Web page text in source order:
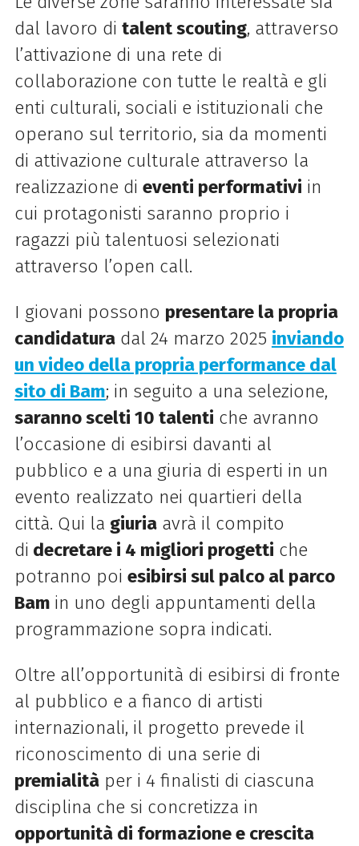
dal lavoro di talent scouting, attraverso
l’attivazione di una rete di
collaborazione con tutte le realtà e gli
enti culturali, sociali e istituzionali che
operano sul territorio, sia da momenti
di attivazione culturale attraverso la
realizzazione di eventi performativi in
cui protagonisti saranno proprio i
ragazzi più talentuosi selezionati
attraverso l’open call.
I giovani possono presentare la propria
candidaturadal 24 marzo 2025 inviando
un video della propria performance dal
sito di Bam; in seguito a una selezione,
saranno scelti 10 talenti che avranno
l’occasione di esibirsi davanti al
pubblico e a una giuria di esperti in un
evento realizzato nei quartieri della
città. Qui la giuriaavrà il compito
di decretare i 4 migliori progetti che
potranno poi esibirsi sul palco al parco
Bam in uno degli appuntamenti della
programmazione sopra indicati.
Oltre all’opportunità di esibirsi di fronte
al pubblico e a fianco di artisti
internazionali, il progetto prevede il
riconoscimento di una serie di
premialitàper i 4 finalisti di ciascuna
disciplina che si concretizza in
opportunità di formazione e crescita